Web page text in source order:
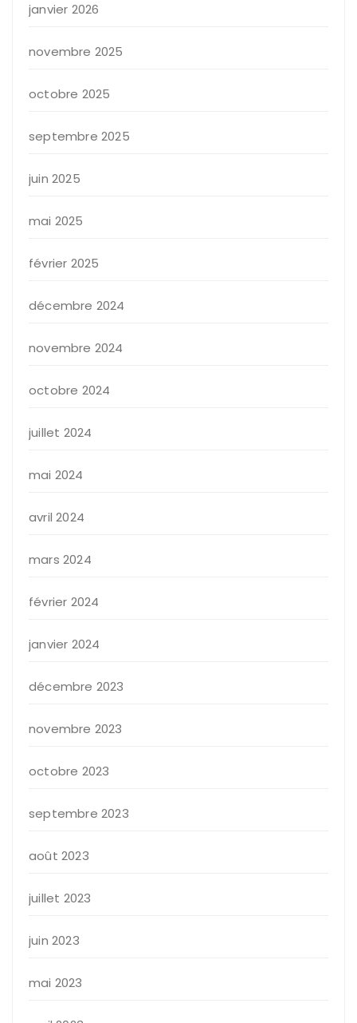
janvier 2026
novembre 2025
octobre 2025
septembre 2025
juin 2025
mai 2025
février 2025
décembre 2024
novembre 2024
octobre 2024
juillet 2024
mai 2024
avril 2024
mars 2024
février 2024
janvier 2024
décembre 2023
novembre 2023
octobre 2023
septembre 2023
août 2023
juillet 2023
juin 2023
mai 2023